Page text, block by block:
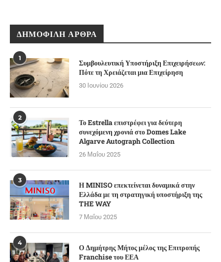
ΔΗΜΟΦΙΛΉ ΆΡΘΡΑ
1
Συμβουλευτική Υποστήριξη Επιχειρήσεων:
Πότε τη Χρειάζεται μια Επιχείρηση
30 Ιουνίου 2026
2
Το Estrella επιστρέφει για δεύτερη
συνεχόμενη χρονιά στο Domes Lake
Algarve Autograph Collection
26 Μαΐου 2025
3
Η MINISO επεκτείνεται δυναμικά στην
Ελλάδα με τη στρατηγική υποστήριξη της
THE WAY
7 Μαΐου 2025
4
Ο Δημήτρης Μήτος μέλος της Επιτροπής
Franchise του ΕΕΑ